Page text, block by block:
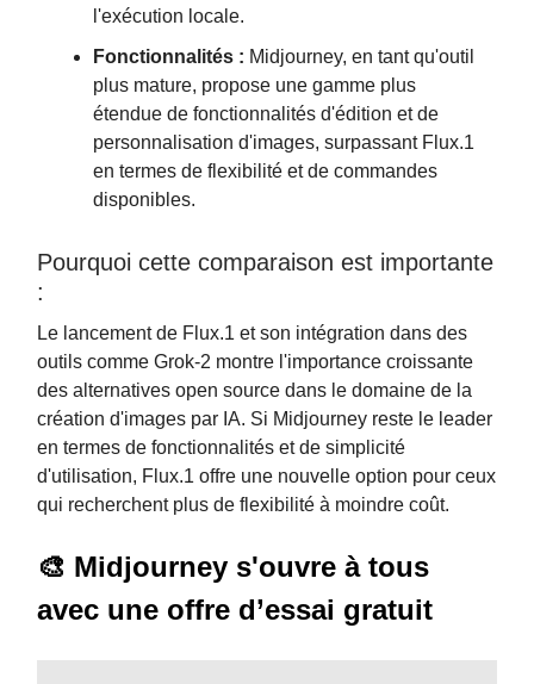
l'exécution locale.
Fonctionnalités : Midjourney, en tant qu'outil
plus mature, propose une gamme plus
étendue de fonctionnalités d'édition et de
personnalisation d'images, surpassant Flux.1
en termes de flexibilité et de commandes
disponibles.
Pourquoi cette comparaison est importante
:
Le lancement de Flux.1 et son intégration dans des
outils comme Grok-2 montre l'importance croissante
des alternatives open source dans le domaine de la
création d'images par IA. Si Midjourney reste le leader
en termes de fonctionnalités et de simplicité
d'utilisation, Flux.1 offre une nouvelle option pour ceux
qui recherchent plus de flexibilité à moindre coût.
🎨 Midjourney s'ouvre à tous
avec une offre d’essai gratuit